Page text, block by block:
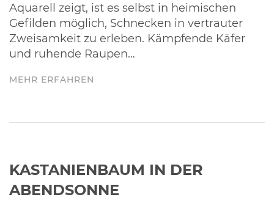
Aquarell zeigt, ist es selbst in heimischen
Gefilden möglich, Schnecken in vertrauter
Zweisamkeit zu erleben. Kämpfende Käfer
und ruhende Raupen…
MEHR ERFAHREN
KASTANIENBAUM IN DER
ABENDSONNE